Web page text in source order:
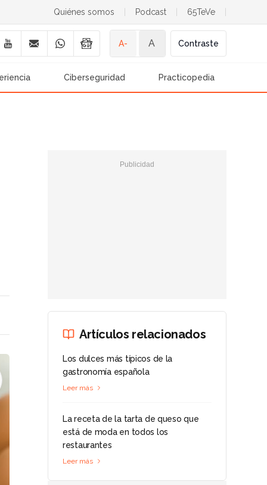
Quiénes somos Podcast 65TeVe
A- A Contraste
Ciberseguridad Practicopedia
Artículos relacionados
Los dulces más típicos de la
gastronomía española
Leer más
La receta de la tarta de queso que
está de moda en todos los
restaurantes
Leer más